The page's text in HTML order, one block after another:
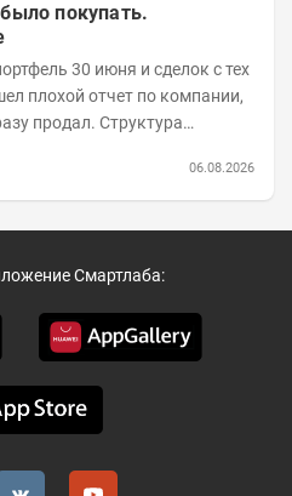
покупать.
плохой отчет по компании,
Структура
06.08.2026
Смартлаба: